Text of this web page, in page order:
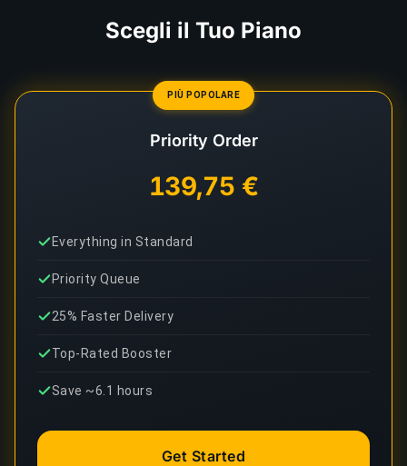
Scegli il Tuo Piano
PIÙ POPOLARE
Priority Order
139,75 €
Everything in Standard
Priority Queue
25% Faster Delivery
Top-Rated Booster
Save ~6.1 hours
Get Started